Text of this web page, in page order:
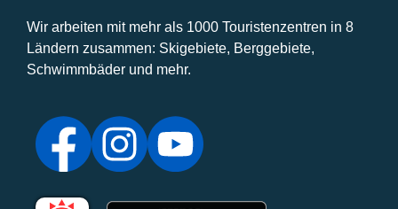
Wir arbeiten mit mehr als 1000 Touristenzentren in 8
Ländern zusammen: Skigebiete, Berggebiete,
Schwimmbäder und mehr.